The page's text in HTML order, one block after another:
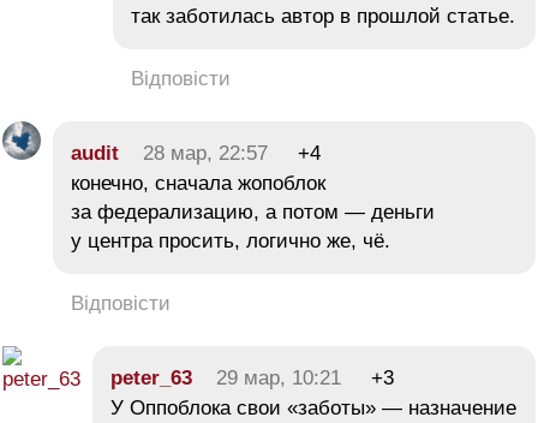
так заботилась автор в прошлой статье.
Відповісти
audit 28 мар, 22:57
+4
конечно, сначала жопоблок
за федерализацию, а потом — деньги
у центра просить, логично же, чё.
Відповісти
peter_63 29 мар, 10:21
+3
У Оппоблока свои «заботы» — назначение